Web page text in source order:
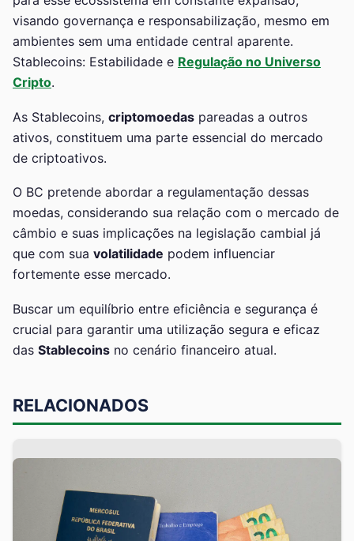
visando governança e responsabilização, mesmo em
ambientes sem uma entidade central aparente.
Stablecoins: Estabilidade e Regulação no Universo
Cripto.
As Stablecoins, criptomoedas pareadas a outros
ativos, constituem uma parte essencial do mercado
de criptoativos.
O BC pretende abordar a regulamentação dessas
moedas, considerando sua relação com o mercado de
câmbio e suas implicações na legislação cambial já
que com sua volatilidade podem influenciar
fortemente esse mercado.
Buscar um equilíbrio entre eficiência e segurança é
crucial para garantir uma utilização segura e eficaz
das Stablecoins no cenário financeiro atual.
RELACIONADOS